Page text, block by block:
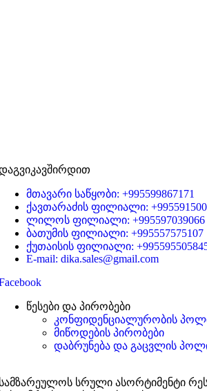
მთავარი საწყობი: +995599867171
ქავთარაძის ფილიალი:
ლილოს ფილიალი: +995597039066
ბათუმის ფილიალი: +995557575107
ქუთაისის ფილიალი:
E-mail: dika.sales@gmail.com
წესები და პირობები
კონფიდენციალურობის
მიწოდების პირობები
დაბრუნება და გაცვლის
სრული ასორტიმენტი